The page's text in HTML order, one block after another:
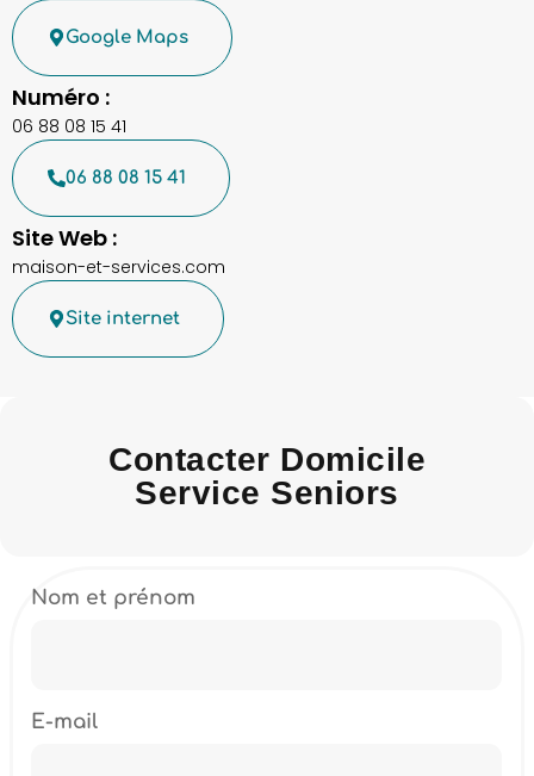
Google Maps
Numéro :
06 88 08 15 41
06 88 08 15 41
Site Web :
maison-et-services.com
Site internet
Contacter Domicile
Service Seniors
Nom et prénom
E-mail